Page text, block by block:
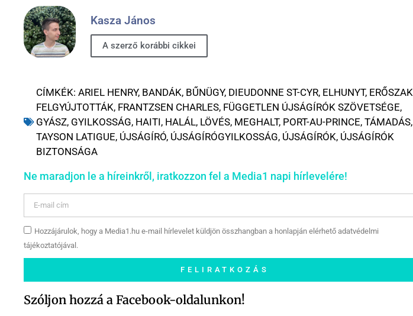
Kasza János
A szerző korábbi cikkei
CÍMKÉK: ARIEL HENRY, BANDÁK, BŰNÜGY, DIEUDONNE ST-CYR, ELHUNYT, ERŐSZAK
FELGYÚJTOTTÁK, FRANTZSEN CHARLES, FÜGGETLEN ÚJSÁGÍRÓK SZÖVETSÉGE,
GYÁSZ, GYILKOSSÁG, HAITI, HALÁL, LÖVÉS, MEGHALT, PORT-AU-PRINCE, TÁMADÁS,
TAYSON LATIGUE, ÚJSÁGÍRÓ, ÚJSÁGÍRÓGYILKOSSÁG, ÚJSÁGÍRÓK, ÚJSÁGÍRÓK
BIZTONSÁGA
Ne maradjon le a híreinkről, iratkozzon fel a Media1 napi hírlevelére!
Hozzájárulok, hogy a Media1.hu e-mail hírlevelet küldjön összhangban a honlapján elérhető adatvédelmi
tájékoztatójával.
FELIRATKOZÁS
Szóljon hozzá a Facebook-oldalunkon!